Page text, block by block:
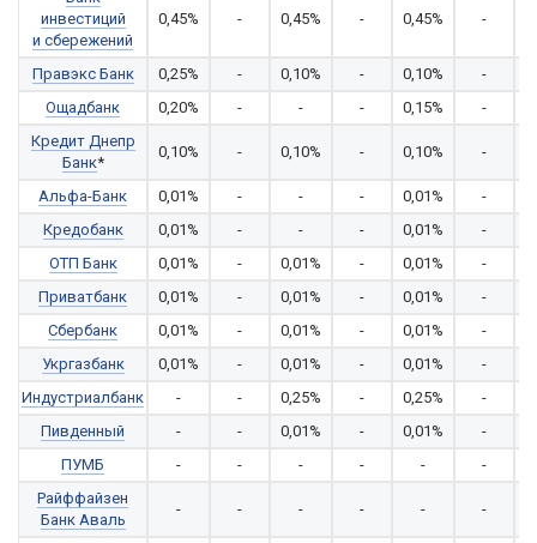
инвестиций
и сбережений
0,45% - 0,45% - 0,45% -
Правэкс Банк 0,25% - 0,10% - 0,10% -
Ощадбанк
0,20% - - - 0,15% -
Кредит Днепр
Банк*
0,10% - 0,10% - 0,10% -
Альфа-Банк 0,01% - - - 0,01% -
Кредобанк
0,01% - - - 0,01%
-
ОТП Банк
0,01% - 0,01% - 0,01% -
Приватбанк
0,01% - 0,01% - 0,01% -
Сбербанк
0,01% - 0,01% - 0,01% -
Укргазбанк
0,01% - 0,01% - 0,01% -
Индустриалбанк
- - 0,25% - 0,25% -
Пивденный
- - 0,01% - 0,01% -
ПУМБ
- - - - -
-
Райффайзен
Банк Аваль
- - - - - -